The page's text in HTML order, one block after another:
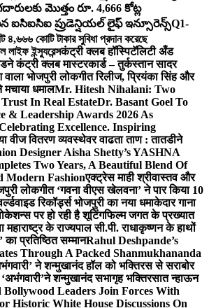
మొత్తం రూ. 4,666 కోట్ల
ఐసిఐసిఐ ప్రుడెన్షియల్ లైఫ్ ఇన్సూరెన్స్Q1-
কোটি টাকার সুবিধা প্রদান করেছে
ইন্স্যুরেন্সकंट्री क्लब हॉस्पिटॅलिटी अँड
कंट्री क्लब मास्टरकार्ड – तुर्कस्तान सादर
भोजपुरी लोकगीत रिलीज, प्रियंका सिंह और
मचाया धमालMr. Hitesh Nihalani: Two
In Real EstateDr. Basant Goel To
& Leadership Awards 2026 As
Excellence. Inspiring
वीज वितरण व्यवस्थेवर वाढता ताण : तातडीने
Designer Aisha Shetty’s YASHNA
Two Years, A Beautiful Blend Of
Modern Fashionएक्ट्रेस माही श्रीवास्तव और
लोकगीत ‘गवना वीएस खेलवना’ ने पार किया 10
रिकॉर्ड्स भोजपुरी का नया धमाकेदार गाना
पर हो रही है शूटिंगफिल्म जगत के प्रख्यात
के राज्यपाल सी.पी. राधाकृष्णन के हाथों
का प्रतिष्ठित सम्मानRahul Deshpande’s
Through A Packed Shanmukhananda
ने शन्मुखानंद हॉल को भक्तिरस से सराबोर
शन्मुखानंद सभागृह भक्तिरसात न्हाऊन
Leaders Join Forces With
Historic White House Discussions On